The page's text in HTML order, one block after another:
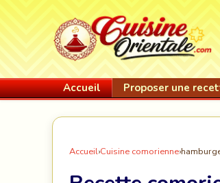
Accueil Proposer une
Accueil›Cuisine comorienne›